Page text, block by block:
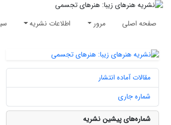
صفحه اصلی مرور اطلاعات نشریه
مقالات آماده انتشار
شماره جاری
شماره‌های پیشین نشریه